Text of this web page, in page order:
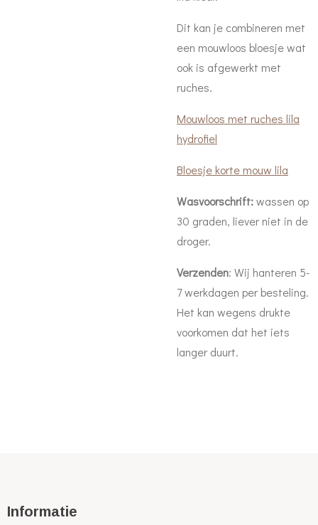
Dit kan je combineren met
een mouwloos bloesje wat
ook is afgewerkt met
ruches.
Mouwloos met ruches lila
hydrofiel
Bloesje korte mouw lila
Wasvoorschrift:wassen op
30 graden, liever niet in de
droger.
Verzenden: Wij hanteren 5-
7 werkdagen per besteling.
Het kan wegens drukte
voorkomen dat het iets
langer duurt.
Informatie